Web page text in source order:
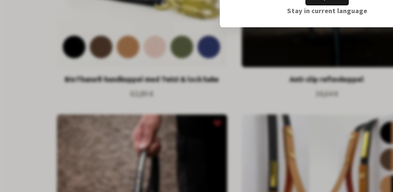
BioThane® hundkoppel med Twist & lock hake
63,89 €
Anti-slip reflexkoppel
34,64 €
Stay in current language